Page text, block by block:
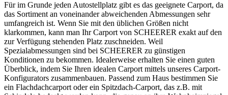
Für im Grunde jeden Autostellplatz gibt es das geeignete Carport, da
das Sortiment an voneinander abweichenden Abmessungen sehr
umfangreich ist. Wenn Sie mit den üblichen Größen nicht
klarkommen, kann man Ihr Carport von SCHEERER exakt auf den
zur Verfügung stehenden Platz zuschneiden. Weil
Spezialabmessungen sind bei SCHEERER zu günstigen
Konditionen zu bekommen. Idealerweise erhalten Sie einen guten
Überblick, indem Sie Ihren idealen Carport mittels unseres Carport-
Konfigurators zusammenbauen. Passend zum Haus bestimmen Sie
ein Flachdachcarport oder ein Spitzdach-Carport, das z.B. mit